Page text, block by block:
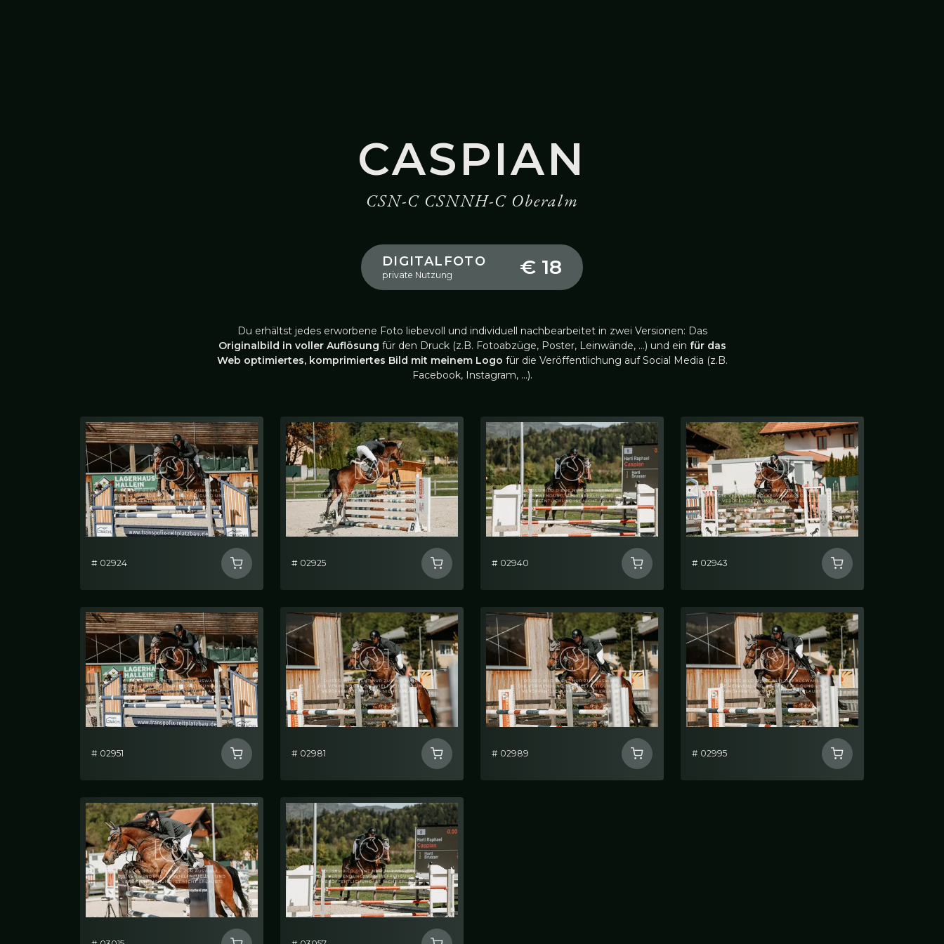
CASPIAN
CSN-C CSNNH-C Oberalm
DIGITALFOTO
private Nutzung € 18
Du erhältst jedes erworbene Foto liebevoll und individuell nachbearbeitet in zwei Versionen: Das
Originalbild in voller Auflösung für den Druck (z.B. Fotoabzüge, Poster, Leinwände, …) und ein für das
Web optimiertes, komprimiertes Bild mit meinem Logo für die Veröffentlichung auf Social Media (z.B.
Facebook, Instagram, …).
# 02924 # 02925 # 02940 # 02943
# 02951 # 02981 # 02989 # 02995